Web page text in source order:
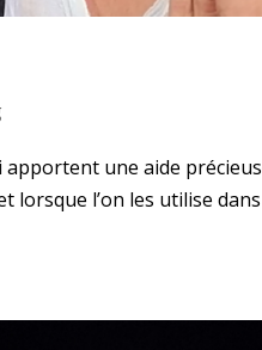
une aide
l’on les utilise